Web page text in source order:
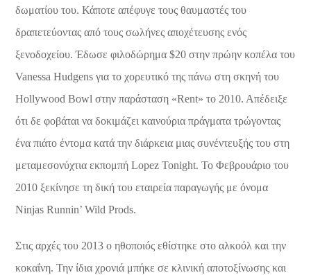
δωματίου του. Κάποτε απέφυγε τους θαυμαστές του
δραπετεύοντας από τους σωλήνες αποχέτευσης ενός
ξενοδοχείου. Έδωσε φιλοδώρημα $20 στην πρώην κοπέλα του
Vanessa Hudgens για το χορευτικό της πάνω στη σκηνή του
Hollywood Bowl στην παράσταση «Rent» το 2010. Απέδειξε
ότι δε φοβάται να δοκιμάζει καινούρια πράγματα τρώγοντας
ένα πιάτο έντομα κατά την διάρκεια μιας συνέντευξής του στη
μεταμεσονύχτια εκπομπή Lopez Tonight. Το Φεβρουάριο του
2010 ξεκίνησε τη δική του εταιρεία παραγωγής με όνομα
Ninjas Runnin’ Wild Prods.
Στις αρχές του 2013 ο ηθοποιός εθίστηκε στο αλκοόλ και την
κοκαΐνη. Την ίδια χρονιά μπήκε σε κλινική αποτοξίνωσης και